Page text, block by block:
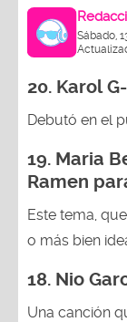
Sábado,
20. Karol
Debutó en el
19. Maria
Ramen
Este tema,
o más bien
18. Nio
Una canción